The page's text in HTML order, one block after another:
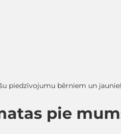
piedzīvojumu bērniem un
pie